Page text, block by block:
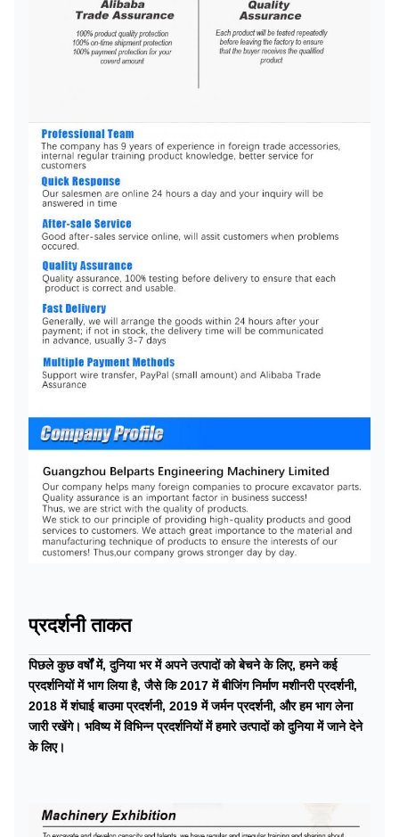
प्रदर्शनी ताकत
पिछले कुछ वर्षों में, दुनिया भर में अपने उत्पादों को बेचने के लिए, हमने कई
प्रदर्शनियों में भाग लिया है, जैसे कि 2017 में बीजिंग निर्माण मशीनरी प्रदर्शनी,
2018 में शंघाई बाउमा प्रदर्शनी, 2019 में जर्मन प्रदर्शनी, और हम भाग लेना
जारी रखेंगे। भविष्य में विभिन्न प्रदर्शनियों में हमारे उत्पादों को दुनिया में जाने देने
के लिए।